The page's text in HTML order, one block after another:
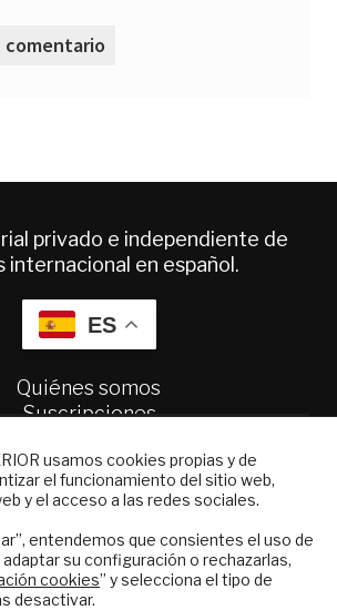
privado e independiente de
internacional en español.
ES
Quiénes somos
Suscripciones
frecuentes
generales de contratación
Colaboraciones
Publicidad
Contacto
usamos cookies propias y de
el funcionamiento del sitio web,
y el acceso a las redes sociales.
entendemos que consientes el uso de
su configuración o rechazarlas,
cookies” y selecciona el tipo de
desactivar.
nuestro boletín electrónico y
correo el mejor análisis
en español.